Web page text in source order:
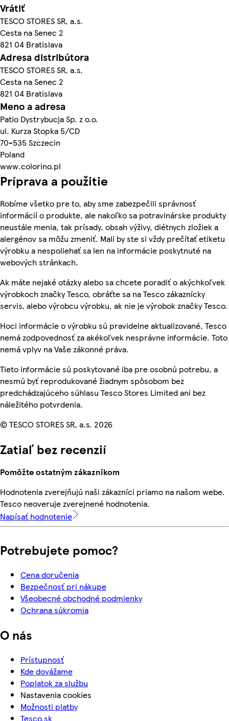
Vrátiť
TESCO STORES SR, a.s.
Cesta na Senec 2
821 04 Bratislava
Adresa distribútora
TESCO STORES SR, a.s.
Cesta na Senec 2
821 04 Bratislava
Meno a adresa
Patio Dystrybucja Sp. z o.o.
ul. Kurza Stopka 5/CD
70-535 Szczecin
Poland
www.colorino.pl
Príprava a použitie
Robíme všetko pre to, aby sme zabezpečili správnosť
informácií o produkte, ale nakoľko sa potravinárske produkty
neustále menia, tak prísady, obsah výživy, diétnych zložiek a
alergénov sa môžu zmeniť. Mali by ste si vždy prečítať etiketu
výrobku a nespoliehať sa len na informácie poskytnuté na
webových stránkach.
Ak máte nejaké otázky alebo sa chcete poradiť o akýchkoľvek
výrobkoch značky Tesco, obráťte sa na Tesco zákaznícky
servis, alebo výrobcu výrobku, ak nie je výrobok značky Tesco.
Hoci informácie o výrobku sú pravidelne aktualizované, Tesco
nemá zodpovednosť za akékoľvek nesprávne informácie. Toto
nemá vplyv na Vaše zákonné práva.
Tieto informácie sú poskytované iba pre osobnú potrebu, a
nesmú byť reprodukované žiadnym spôsobom bez
predchádzajúceho súhlasu Tesco Stores Limited ani bez
náležitého potvrdenia.
© TESCO STORES SR, a.s. 2026
Zatiaľ bez recenzií
Pomôžte ostatným zákazníkom
Hodnotenia zverejňujú naši zákazníci priamo na našom webe.
Tesco neoveruje zverejnené hodnotenia.
Napísať hodnotenie
Potrebujete pomoc?
Cena doručenia
Bezpečnosť pri nákupe
Všeobecné obchodné podmienky
Ochrana súkromia
O nás
Prístupnosť
Kde dovážame
Poplatok za službu
Nastavenia cookies
Možnosti platby
Tesco.sk